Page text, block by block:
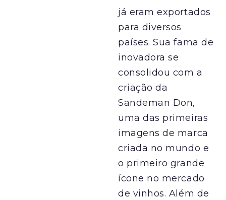
já eram exportados
para diversos
países. Sua fama de
inovadora se
consolidou com a
criação da
Sandeman Don,
uma das primeiras
imagens de marca
criada no mundo e
o primeiro grande
ícone no mercado
de vinhos. Além de